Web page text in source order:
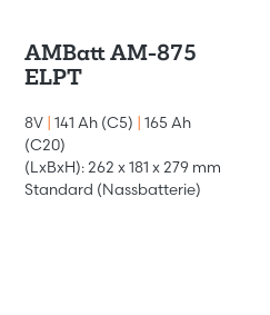
AMBatt AM-875
ELPT
8V 141 Ah (C5)
165 Ah
(C20)
(LxBxH): 262 x 181 x 279 mm
Standard (Nassbatterie)